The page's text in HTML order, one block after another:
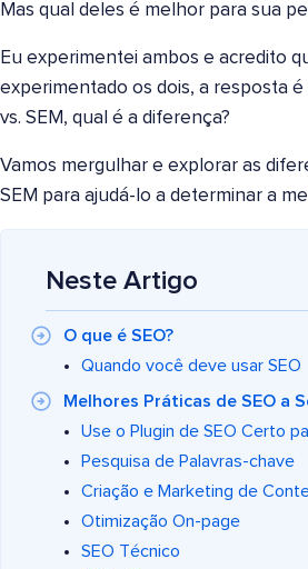
Mas qual deles é melhor para sua
Eu experimentei ambos e acredito
experimentado os dois, a resposta é
vs. SEM, qual é a diferença?
Vamos mergulhar e explorar as
SEM para ajudá-lo a determinar a
Neste Artigo
O que é SEO?
Quando você deve usar SEO
Melhores Práticas de SEO a
Use o Plugin de SEO Certo
Pesquisa de Palavras-chave
Criação e Marketing de
Otimização On-page
SEO Técnico